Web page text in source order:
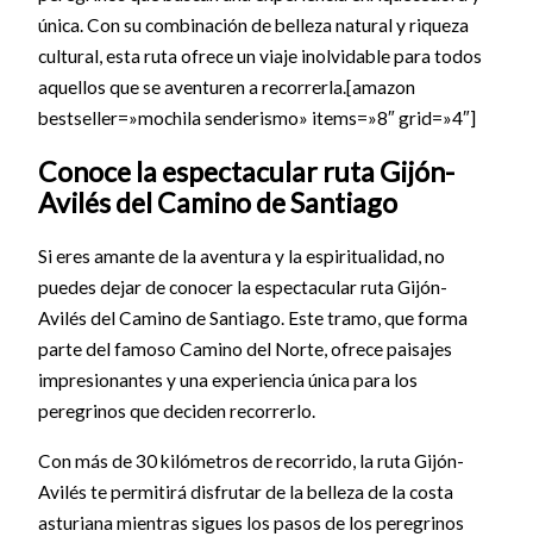
única. Con su combinación de belleza natural y riqueza
cultural, esta ruta ofrece un viaje inolvidable para todos
aquellos que se aventuren a recorrerla.[amazon
bestseller=»mochila senderismo» items=»8″ grid=»4″]
Conoce la espectacular ruta Gijón-
Avilés del Camino de Santiago
Si eres amante de la aventura y la espiritualidad, no
puedes dejar de conocer la espectacular ruta Gijón-
Avilés del Camino de Santiago. Este tramo, que forma
parte del famoso Camino del Norte, ofrece paisajes
impresionantes y una experiencia única para los
peregrinos que deciden recorrerlo.
Con más de 30 kilómetros de recorrido, la ruta Gijón-
Avilés te permitirá disfrutar de la belleza de la costa
asturiana mientras sigues los pasos de los peregrinos